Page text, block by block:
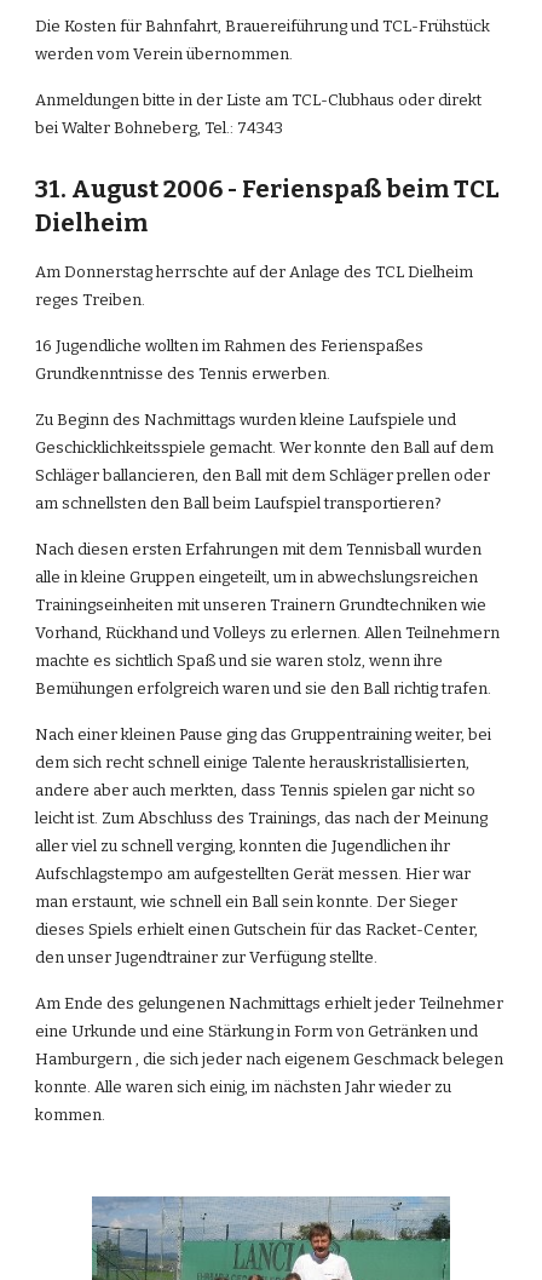
Die Kosten für Bahnfahrt, Brauereiführung und TCL-Frühstück
werden vom Verein übernommen.
Anmeldungen bitte in der Liste am TCL-Clubhaus oder direkt
bei Walter Bohneberg, Tel.: 74343
31. August 2006 - Ferienspaß beim TCL
Dielheim
Am Donnerstag herrschte auf der Anlage des TCL Dielheim
reges Treiben.
16 Jugendliche wollten im Rahmen des Ferienspaßes
Grundkenntnisse des Tennis erwerben.
Zu Beginn des Nachmittags wurden kleine Laufspiele und
Geschicklichkeitsspiele gemacht. Wer konnte den Ball auf dem
Schläger ballancieren, den Ball mit dem Schläger prellen oder
am schnellsten den Ball beim Laufspiel transportieren?
Nach diesen ersten Erfahrungen mit dem Tennisball wurden
alle in kleine Gruppen eingeteilt, um in abwechslungsreichen
Trainingseinheiten mit unseren Trainern Grundtechniken wie
Vorhand, Rückhand und Volleys zu erlernen. Allen Teilnehmern
machte es sichtlich Spaß und sie waren stolz, wenn ihre
Bemühungen erfolgreich waren und sie den Ball richtig trafen.
Nach einer kleinen Pause ging das Gruppentraining weiter, bei
dem sich recht schnell einige Talente herauskristallisierten,
andere aber auch merkten, dass Tennis spielen gar nicht so
leicht ist. Zum Abschluss des Trainings, das nach der Meinung
aller viel zu schnell verging, konnten die Jugendlichen ihr
Aufschlagstempo am aufgestellten Gerät messen. Hier war
man erstaunt, wie schnell ein Ball sein konnte. Der Sieger
dieses Spiels erhielt einen Gutschein für das Racket-Center,
den unser Jugendtrainer zur Verfügung stellte.
Am Ende des gelungenen Nachmittags erhielt jeder Teilnehmer
eine Urkunde und eine Stärkung in Form von Getränken und
Hamburgern , die sich jeder nach eigenem Geschmack belegen
konnte. Alle waren sich einig, im nächsten Jahr wieder zu
kommen.